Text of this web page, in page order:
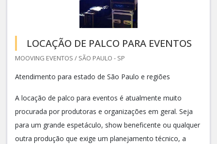
LOCAÇÃO DE PALCO PARA EVENTOS
MOOVING EVENTOS / SÃO PAULO - SP
Atendimento para estado de São Paulo e regiões
A locação de palco para eventos é atualmente muito
procurada por produtoras e organizações em geral. Seja
para um grande espetáculo, show beneficente ou qualquer
outra produção que exige um planejamento técnico, a